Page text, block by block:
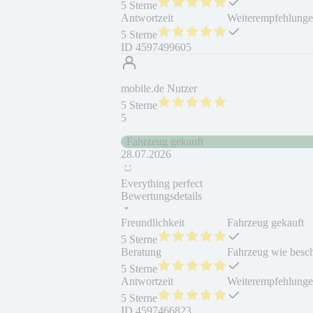
5 Sterne
Antwortzeit
5 Sterne
ID 4597499605
mobile.de Nutzer
5 Sterne
5
Fahrzeug gekauft
28.07.2026
Everything perfect
Bewertungsdetails
Freundlichkeit
5 Sterne
Beratung
5 Sterne
Antwortzeit
5 Sterne
Fahrzeug gekauft
Fahrzeug wie